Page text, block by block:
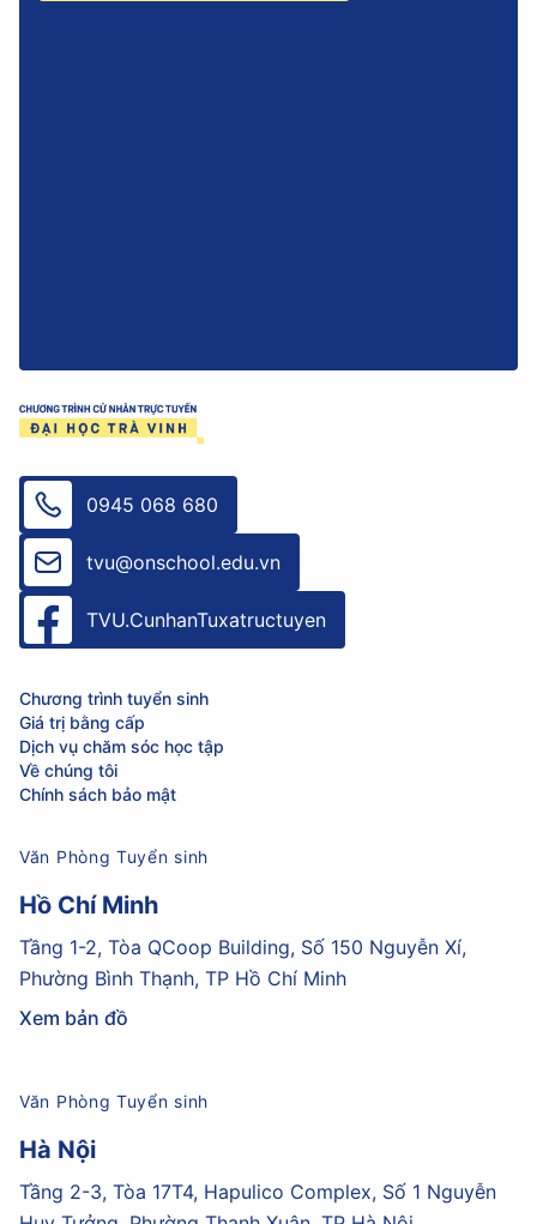
0945 068 680
tvu@onschool.edu.vn
TVU.CunhanTuxatructuyen
Chương trình tuyển sinh
Giá trị bằng cấp
Dịch vụ chăm sóc học tập
Về chúng tôi
Chính sách bảo mật
Văn Phòng Tuyển sinh
Hồ Chí Minh
Tầng 1-2, Tòa QCoop Building, Số 150 Nguyễn Xí,
Phường Bình Thạnh, TP Hồ Chí Minh
Xem bản đồ
Văn Phòng Tuyển sinh
Hà Nội
Tầng 2-3, Tòa 17T4, Hapulico Complex, Số 1 Nguyễn